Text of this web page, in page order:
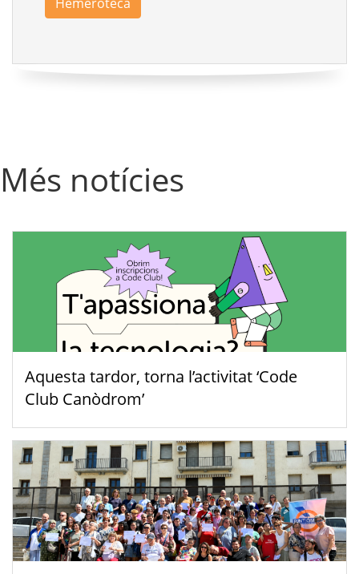
Més notícies
Aquesta tardor, torna l’activitat ‘Code
Club Canòdrom’